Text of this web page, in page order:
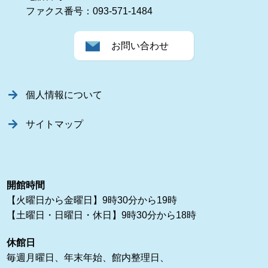
ファクス番号：093-571-1484
お問い合わせ
個人情報について
サイトマップ
開館時間
【火曜日から金曜日】9時30分から19時
【土曜日・日曜日・休日】9時30分から18時
休館日
毎週月曜日、年末年始、館内整理日、